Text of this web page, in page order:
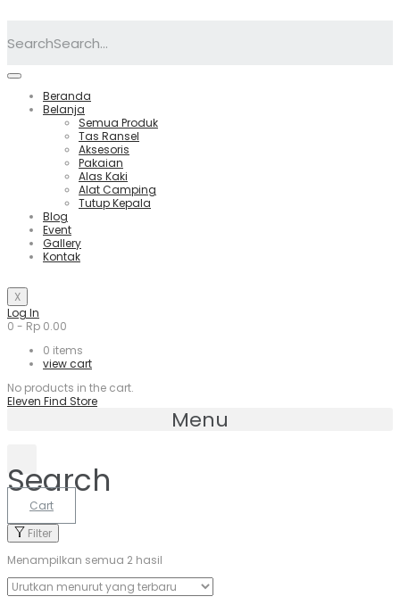
Search
Beranda
Belanja
Semua Produk
Tas Ransel
Aksesoris
Pakaian
Alas Kaki
Alat Camping
Tutup Kepala
Blog
Event
Gallery
Kontak
X
Log In
0 - Rp 0.00
0 items
view cart
No products in the cart.
Eleven Find Store
Menu
Search
Cart
Filter
Menampilkan semua 2 hasil